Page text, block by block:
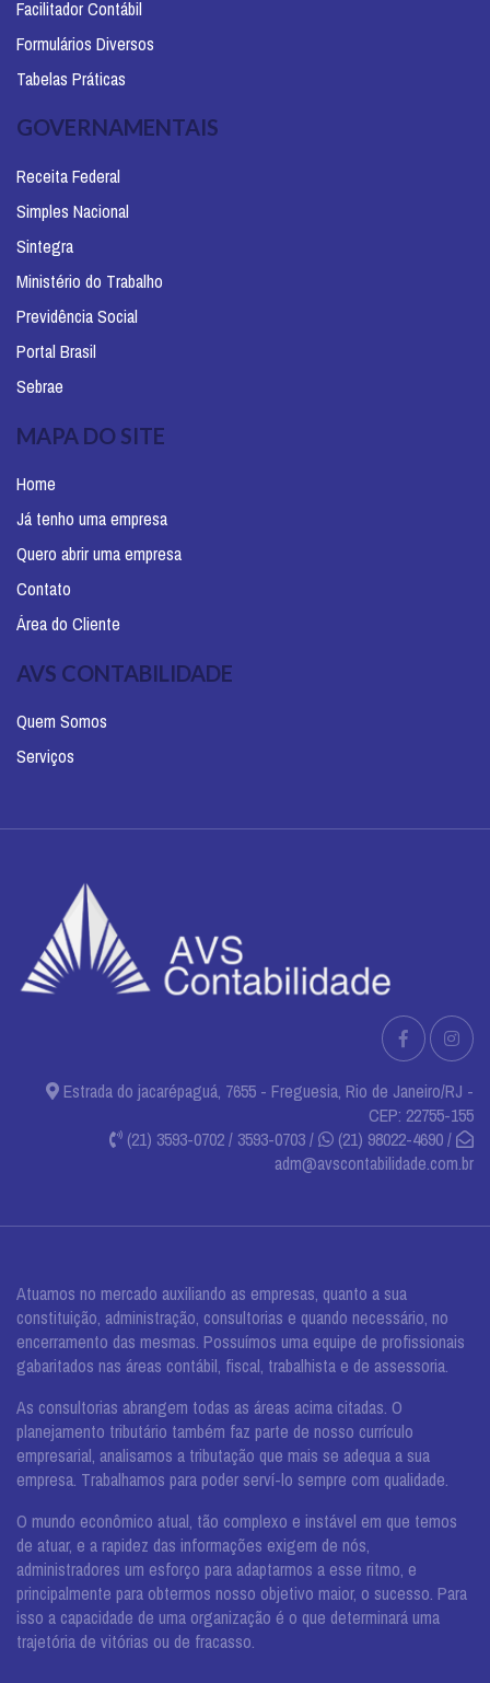
Facilitador Contábil
Formulários Diversos
Tabelas Práticas
GOVERNAMENTAIS
Receita Federal
Simples Nacional
Sintegra
Ministério do Trabalho
Previdência Social
Portal Brasil
Sebrae
MAPA DO SITE
Home
Já tenho uma empresa
Quero abrir uma empresa
Contato
Área do Cliente
AVS CONTABILIDADE
Quem Somos
Serviços
Estrada do jacarépaguá, 7655 - Freguesia, Rio de Janeiro/RJ -
CEP: 22755-155
(21) 3593-0702 / 3593-0703 /
(21) 98022-4690 /
adm@avscontabilidade.com.br
Atuamos no mercado auxiliando as empresas, quanto a sua
constituição, administração, consultorias e quando necessário, no
encerramento das mesmas. Possuímos uma equipe de profissionais
gabaritados nas áreas contábil, fiscal, trabalhista e de assessoria.
As consultorias abrangem todas as áreas acima citadas. O
planejamento tributário também faz parte de nosso currículo
empresarial, analisamos a tributação que mais se adequa a sua
empresa. Trabalhamos para poder serví-lo sempre com qualidade.
O mundo econômico atual, tão complexo e instável em que temos
de atuar, e a rapidez das informações exigem de nós,
administradores um esforço para adaptarmos a esse ritmo, e
principalmente para obtermos nosso objetivo maior, o sucesso. Para
isso a capacidade de uma organização é o que determinará uma
trajetória de vitórias ou de fracasso.